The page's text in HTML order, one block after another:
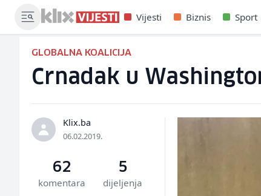
Vijesti Biznis Sport
GLOBALNA KOALICIJA
Crnadak u
Klix.ba
06.02.2019.
62
komentara
5
dijeljenja